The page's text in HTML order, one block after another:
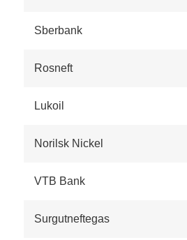
Sberbank
Rosneft
Lukoil
Norilsk Nickel
VTB Bank
Surgutneftegas